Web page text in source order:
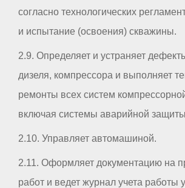
согласно технологических
и испытание (освоения) скважины.
2.9. Определяет и устраняет
дизеля, компрессора и выполняет
ремонты всех систем
включая системы аварийной
2.10. Управляет автомашиной.
2.11. Оформляет документацию на
работ и ведет журнал учета работы